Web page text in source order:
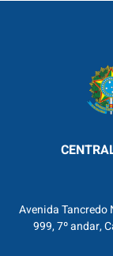
Avenida
999, 7º andar,